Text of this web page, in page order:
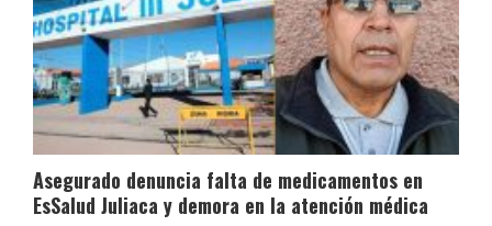
Asegurado denuncia falta de medicamentos en
EsSalud Juliaca y demora en la atención médica